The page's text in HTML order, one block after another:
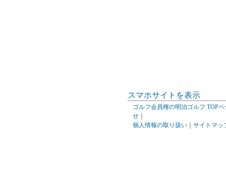
スマホサイトを表示
ゴルフ会員権の明治ゴルフ TOPペ
せ
個人情報の取り扱い
サイトマッ